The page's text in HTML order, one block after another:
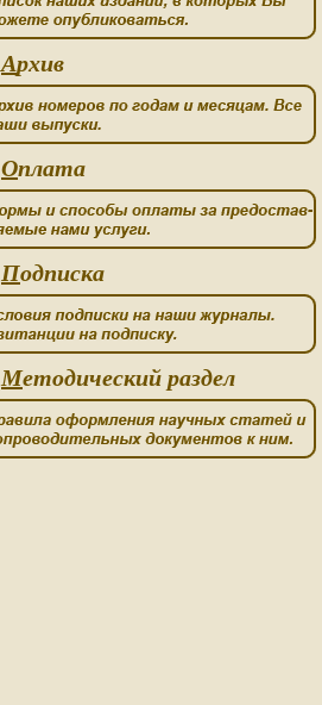
Архив
Оплата
Подписка
Методический раздел